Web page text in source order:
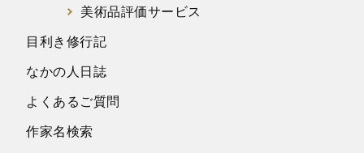
美術品評価サービス
目利き修行記
なかの人日誌
よくあるご質問
作家名検索